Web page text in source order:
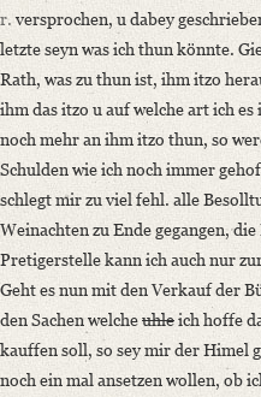
Date: [vor dem 11. April
Notations: Datum sowie
Schlegels, die am 11. April
Manuscript
Provider: Dresden,
OAI Id: DE-611-36881
Classification Number:
Number of Pages: 4 S. auf
Format: 25,3 x 18,4 cm
Incipit: „[1] [...] nöthigen,
Language
German
r.versprochen, u dabey
letzte seyn was ich thun könnte.
Rath, was zu thun ist, ihm itzo
ihm das itzo u auf welche art ich
noch mehr an ihm itzo thun, so
Schulden wie ich noch immer
schlegt mir zu viel fehl. alle
Weinachten zu Ende gegangen,
Pretigerstelle kann ich auch nur
Geht es nun mit den Verkauf der
den Sachen welcheuhleich hoffe
kauffen soll, so sey mir der Himel
noch ein mal ansetzen wollen, ob